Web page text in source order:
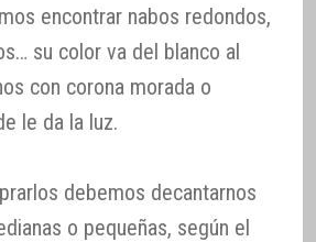
encontrar nabos redondos,
su color va del blanco al
con corona morada o
le da la luz.
debemos decantarnos
o pequeñas, según el